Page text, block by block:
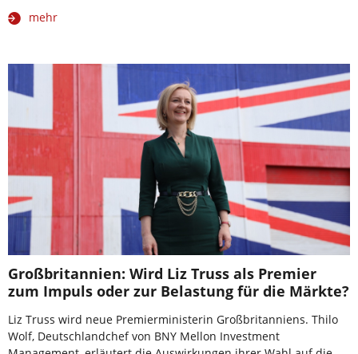
mehr
Großbritannien: Wird Liz Truss als Premier
zum Impuls oder zur Belastung für die Märkte?
Liz Truss wird neue Premierministerin Großbritanniens. Thilo
Wolf, Deutschlandchef von BNY Mellon Investment